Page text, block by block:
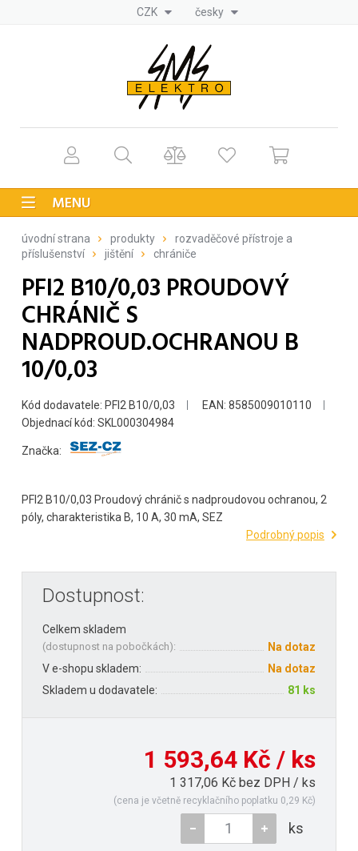
CZK česky
MENU
úvodní strana produkty
rozvaděčové přístroje a
příslušenství
jištění chrániče
PFI2 B10/0,03 PROUDOVÝ
CHRÁNIČ S
NADPROUD.OCHRANOU B
10/0,03
Kód dodavatele: PFI2 B10/0,03
EAN: 8585009010110
Objednací kód: SKL000304984
Značka:
PFI2 B10/0,03 Proudový chránič s nadproudovou ochranou, 2
póly, charakteristika B, 10 A, 30 mA, SEZ
Podrobný popis
Dostupnost:
Celkem skladem
(dostupnost na pobočkách):
Na dotaz
V e-shopu skladem:
Na dotaz
Skladem u dodavatele:
81 ks
1 593,64 Kč / ks
1 317,06 Kč bez DPH / ks
(cena je včetně recyklačního poplatku 0,29 Kč)
ks